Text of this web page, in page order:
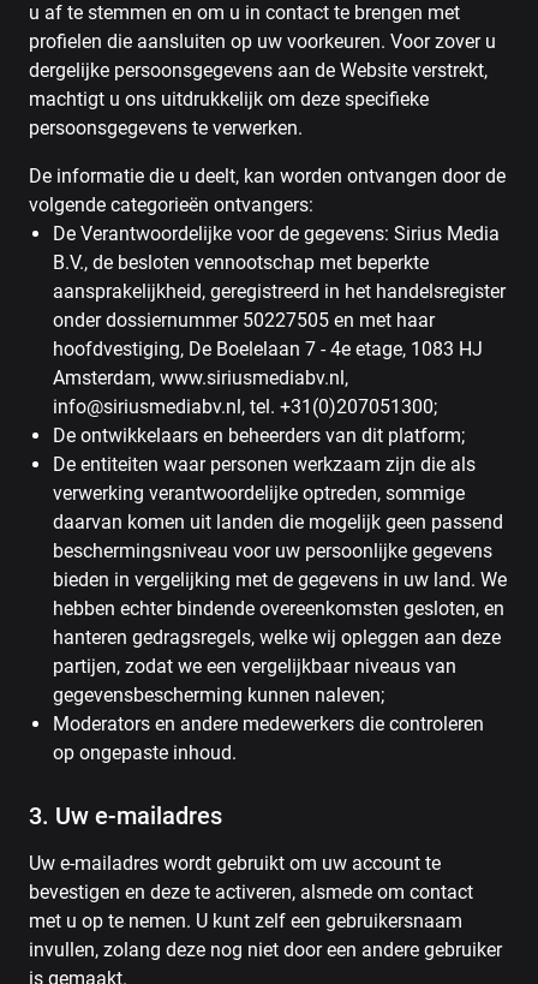
u af te stemmen en om u in contact te brengen met
profielen die aansluiten op uw voorkeuren. Voor zover u
dergelijke persoonsgegevens aan de Website verstrekt,
machtigt u ons uitdrukkelijk om deze specifieke
persoonsgegevens te verwerken.
De informatie die u deelt, kan worden ontvangen door de
volgende categorieën ontvangers:
De Verantwoordelijke voor de gegevens: Sirius Media
B.V., de besloten vennootschap met beperkte
aansprakelijkheid, geregistreerd in het handelsregister
onder dossiernummer 50227505 en met haar
hoofdvestiging, De Boelelaan 7 - 4e etage, 1083 HJ
Amsterdam, www.siriusmediabv.nl,
info@siriusmediabv.nl, tel. +31(0)207051300;
De ontwikkelaars en beheerders van dit platform;
De entiteiten waar personen werkzaam zijn die als
verwerking verantwoordelijke optreden, sommige
daarvan komen uit landen die mogelijk geen passend
beschermingsniveau voor uw persoonlijke gegevens
bieden in vergelijking met de gegevens in uw land. We
hebben echter bindende overeenkomsten gesloten, en
hanteren gedragsregels, welke wij opleggen aan deze
partijen, zodat we een vergelijkbaar niveaus van
gegevensbescherming kunnen naleven;
Moderators en andere medewerkers die controleren
op ongepaste inhoud.
3. Uw e-mailadres
Uw e-mailadres wordt gebruikt om uw account te
bevestigen en deze te activeren, alsmede om contact
met u op te nemen. U kunt zelf een gebruikersnaam
invullen, zolang deze nog niet door een andere gebruiker
is gemaakt.